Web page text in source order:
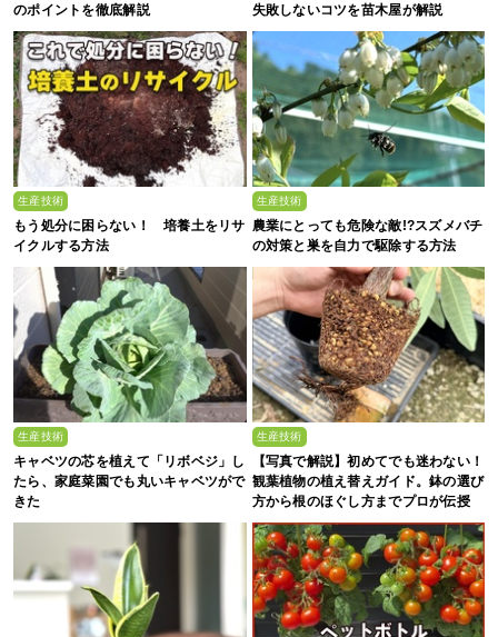
のポイントを徹底解説
失敗しないコツを苗木屋が解説
生産技術
もう処分に困らない！ 培養土をリサ
イクルする方法
生産技術
農業にとっても危険な敵!?スズメバチ
の対策と巣を自力で駆除する方法
生産技術
キャベツの芯を植えて「リボベジ」し
たら、家庭菜園でも丸いキャベツがで
きた
生産技術
【写真で解説】初めてでも迷わない！
観葉植物の植え替えガイド。鉢の選び
方から根のほぐし方までプロが伝授